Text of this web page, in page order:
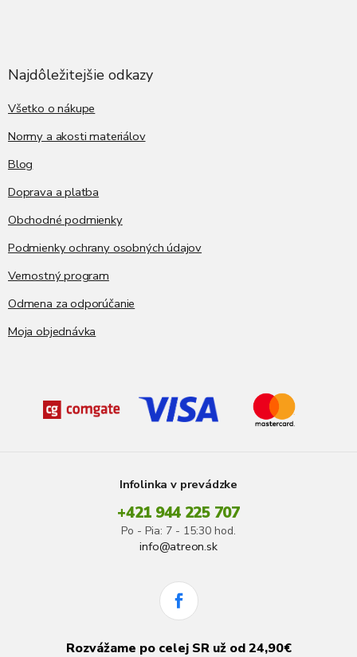
Najdôležitejšie odkazy
Všetko o nákupe
Normy a akosti materiálov
Blog
Doprava a platba
Obchodné podmienky
Podmienky ochrany osobných údajov
Vernostný program
Odmena za odporúčanie
Moja objednávka
Infolinka v prevádzke
+421 944 225 707
Po - Pia: 7 - 15:30 hod.
info@atreon.sk
Rozvážame po celej SR už od 24,90€